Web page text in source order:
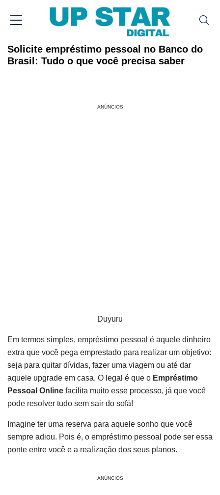
Solicite empréstimo pessoal no Banco do
Brasil: Tudo o que você precisa saber
ANÚNCIOS
Duyuru
Em termos simples, empréstimo pessoal é aquele dinheiro
extra que você pega emprestado para realizar um objetivo:
seja para quitar dívidas, fazer uma viagem ou até dar
aquele upgrade em casa. O legal é que o Empréstimo
Pessoal Online facilita muito esse processo, já que você
pode resolver tudo sem sair do sofá!
Imagine ter uma reserva para aquele sonho que você
sempre adiou. Pois é, o empréstimo pessoal pode ser essa
ponte entre você e a realização dos seus planos.
ANÚNCIOS